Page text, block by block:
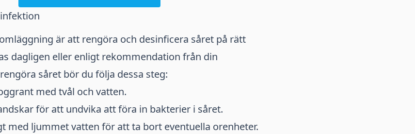
är att rengöra och desinficera såret på rätt
dagligen eller enligt rekommendation från din
såret bör du följa dessa steg:
med tvål och vatten.
för att undvika att föra in bakterier i såret.
med ljummet vatten för att ta bort eventuella orenheter.